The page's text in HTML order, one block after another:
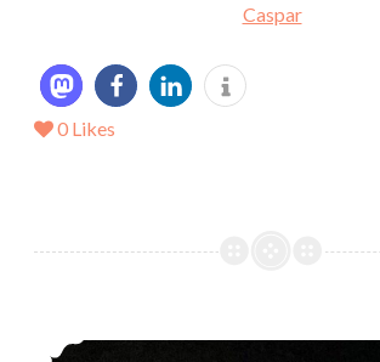
Caspar
0 Likes
*Rezension* -> Die Golden Heart – Reihe von Tanja Penninger